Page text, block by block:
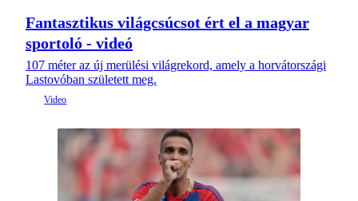
Fantasztikus világcsúcsot ért el a magyar
sportoló - videó
107 méter az új merülési világrekord, amely a horvátországi
Lastovóban született meg.